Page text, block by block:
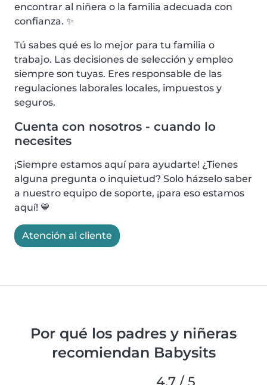
encontrar al niñera o la familia adecuada con
confianza. ✨
Tú sabes qué es lo mejor para tu familia o
trabajo. Las decisiones de selección y empleo
siempre son tuyas. Eres responsable de las
regulaciones laborales locales, impuestos y
seguros.
Cuenta con nosotros - cuando lo
necesites
¡Siempre estamos aquí para ayudarte! ¿Tienes
alguna pregunta o inquietud? Solo házselo saber
a nuestro equipo de soporte, ¡para eso estamos
aquí! 💙
Atención al cliente
Por qué los padres y niñeras
recomiendan Babysits
4,7 / 5